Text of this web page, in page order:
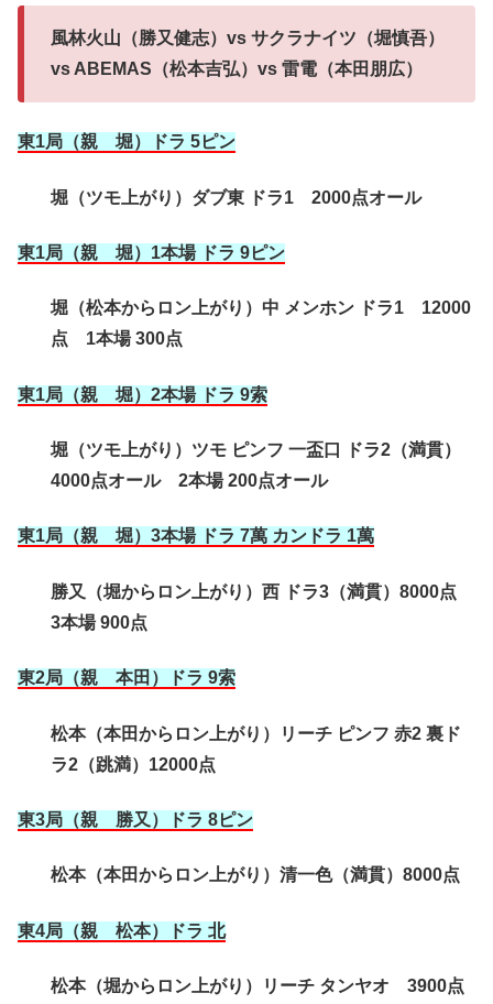
風林火山（勝又健志）vs サクラナイツ（堀慎吾）
vs ABEMAS（松本吉弘）vs 雷電（本田朋広）
東1局（親 堀）ドラ 5ピン
堀（ツモ上がり）ダブ東 ドラ1 2000点オール
東1局（親 堀）1本場 ドラ 9ピン
堀（松本からロン上がり）中 メンホン ドラ1 12000
点 1本場 300点
東1局（親 堀）2本場 ドラ 9索
堀（ツモ上がり）ツモ ピンフ 一盃口 ドラ2（満貫）
4000点オール 2本場 200点オール
東1局（親 堀）3本場 ドラ 7萬 カンドラ 1萬
勝又（堀からロン上がり）西 ドラ3（満貫）8000点
3本場 900点
東2局（親 本田）ドラ 9索
松本（本田からロン上がり）リーチ ピンフ 赤2 裏ド
ラ2（跳満）12000点
東3局（親 勝又）ドラ 8ピン
松本（本田からロン上がり）清一色（満貫）8000点
東4局（親 松本）ドラ 北
松本（堀からロン上がり）リーチ タンヤオ 3900点